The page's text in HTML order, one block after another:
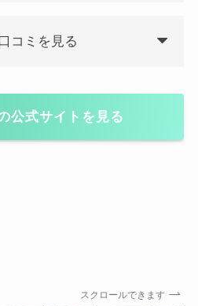
コミを見る
公式サイトを見る
スクロールできます